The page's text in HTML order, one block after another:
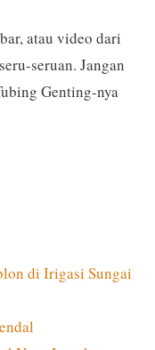
atau video dari
seruan. Jangan
Genting-nya
di Irigasi Sungai